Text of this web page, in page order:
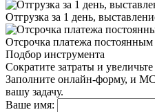
Отгрузка за 1 день,
Отсрочка платежа постоянным
Подбор инструмента
Сократите затраты и
Заполните онлайн-форму, и
вашу задачу.
Ваше имя: